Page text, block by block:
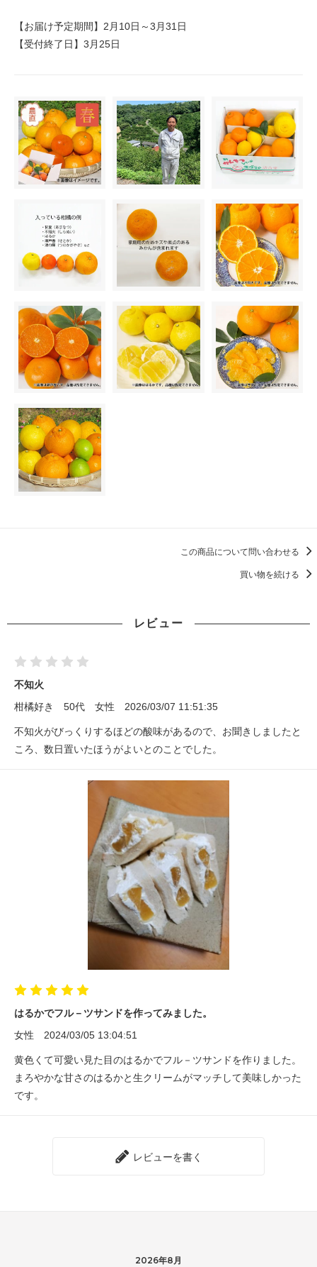
【お届け予定期間】2月10日～3月31日
【受付終了日】3月25日
この商品について問い合わせる
買い物を続ける
レビュー
不知火
柑橘好き
50代 女性 2026/03/07 11:51:35
不知火がびっくりするほどの酸味があるので、お聞きしましたと
ころ、数日置いたほうがよいとのことでした。
はるかでフル－ツサンドを作ってみました。
女性
2024/03/05 13:04:51
黄色くて可愛い見た目のはるかでフル－ツサンドを作りました。
まろやかな甘さのはるかと生クリームがマッチして美味しかった
です。
レビューを書く
2026年8月